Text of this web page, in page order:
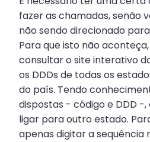
fazer as chamadas, senão
não sendo direcionado
Para que isto não
consultar o site interativo
os DDDs de todas os
do país. Tendo
dispostas - código e DDD -
ligar para outro estado.
apenas digitar a sequência